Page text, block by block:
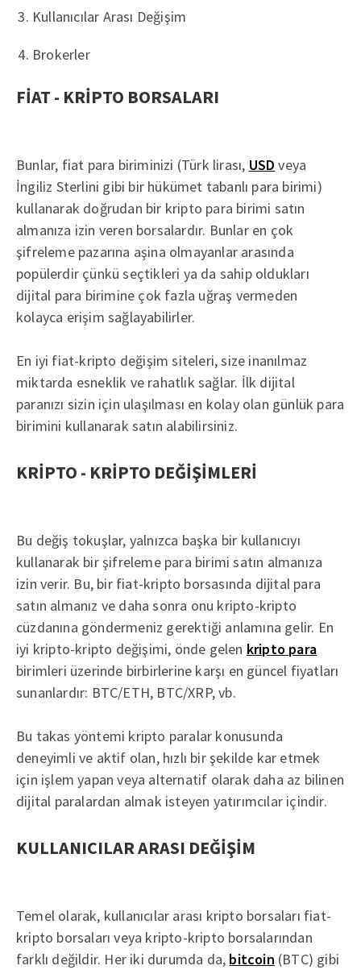
Kullanıcılar Arası Değişim
Brokerler
FİAT - KRİPTO BORSALARI
Bunlar, fiat para biriminizi (Türk lirası, USD veya
İngiliz Sterlini gibi bir hükümet tabanlı para birimi)
kullanarak doğrudan bir kripto para birimi satın
almanıza izin veren borsalardır. Bunlar en çok
şifreleme pazarına aşina olmayanlar arasında
popülerdir çünkü seçtikleri ya da sahip oldukları
dijital para birimine çok fazla uğraş vermeden
kolayca erişim sağlayabilirler.
En iyi fiat-kripto değişim siteleri, size inanılmaz
miktarda esneklik ve rahatlık sağlar. İlk dijital
paranızı sizin için ulaşılması en kolay olan günlük para
birimini kullanarak satın alabilirsiniz.
KRİPTO - KRİPTO DEĞİŞİMLERİ
Bu değiş tokuşlar, yalnızca başka bir kullanıcıyı
kullanarak bir şifreleme para birimi satın almanıza
izin verir. Bu, bir fiat-kripto borsasında dijital para
satın almanız ve daha sonra onu kripto-kripto
cüzdanına göndermeniz gerektiği anlamına gelir. En
iyi kripto-kripto değişimi, önde gelen kripto para
birimleri üzerinde birbirlerine karşı en güncel fiyatları
sunanlardır: BTC/ETH, BTC/XRP, vb.
Bu takas yöntemi kripto paralar konusunda
deneyimli ve aktif olan, hızlı bir şekilde kar etmek
için işlem yapan veya alternatif olarak daha az bilinen
dijital paralardan almak isteyen yatırımcılar içindir.
KULLANICILAR ARASI DEĞİŞİM
Temel olarak, kullanıcılar arası kripto borsaları fiat-
kripto borsaları veya kripto-kripto borsalarından
farklı değildir. Her iki durumda da, bitcoin (BTC) gibi